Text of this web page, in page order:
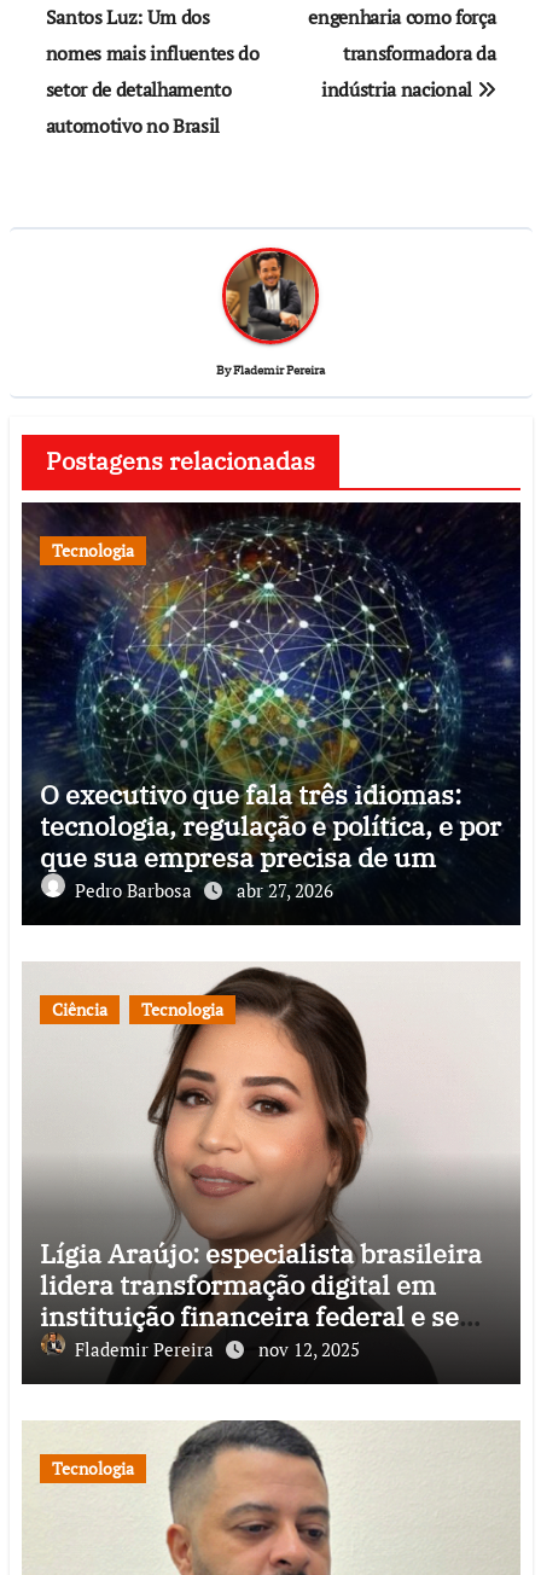
Santos Luz: Um dos
nomes mais influentes do
setor de detalhamento
automotivo no Brasil
engenharia como força
transformadora da
indústria nacional
ByFlademir Pereira
Postagens relacionadas
Tecnologia
O executivo que fala três idiomas:
tecnologia, regulação e política, e por
que sua empresa precisa de um
Pedro Barbosa abr 27, 2026
Ciência Tecnologia
Lígia Araújo: especialista brasileira
lidera transformação digital em
instituição financeira federal e se
destaca pela inovação de impacto
nacional
Flademir Pereira nov 12, 2025
Tecnologia